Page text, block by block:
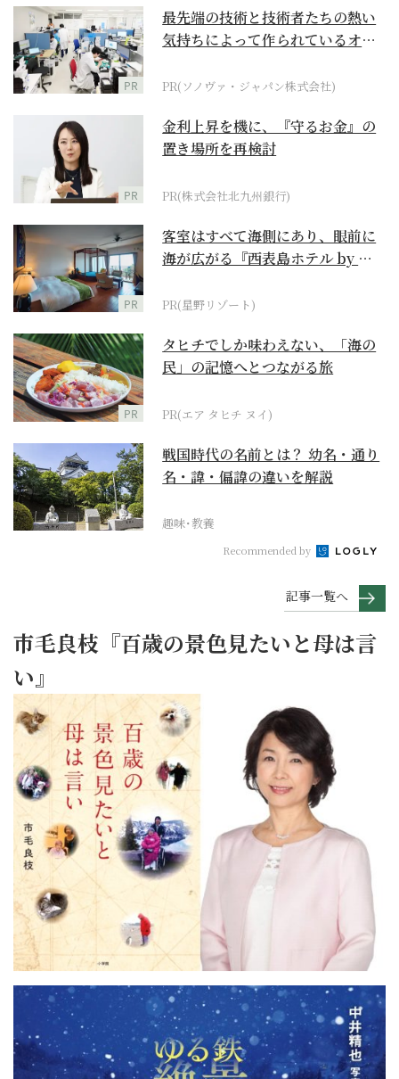
PR
最先端の技術と技術者たちの熱い
気持ちによって作られているオー
PR(ソノヴァ・ジャパン株式会社)
PR
金利上昇を機に、『守るお金』の
置き場所を再検討
PR(株式会社北九州銀行)
PR
客室はすべて海側にあり、眼前に
海が広がる『西表島ホテル by 星
PR(星野リゾート)
PR
タヒチでしか味わえない、「海の
民」の記憶へとつながる旅
PR(エア タヒチ ヌイ)
戦国時代の名前とは？ 幼名・通り
名・諱・偏諱の違いを解説
趣味･教養
Recommended by
記事一覧へ
市毛良枝『百歳の景色見たいと母は言
い』